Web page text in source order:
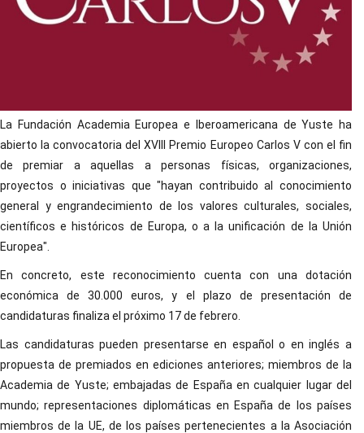
La Fundación Academia Europea e Iberoamericana de Yuste ha
abierto la convocatoria del XVIII Premio Europeo Carlos V con el fin
de premiar a aquellas a personas físicas, organizaciones,
proyectos o iniciativas que "hayan contribuido al conocimiento
general y engrandecimiento de los valores culturales, sociales,
científicos e históricos de Europa, o a la unificación de la Unión
Europea".
En concreto, este reconocimiento cuenta con una dotación
económica de 30.000 euros, y el plazo de presentación de
candidaturas finaliza el próximo 17 de febrero.
Las candidaturas pueden presentarse en español o en inglés a
propuesta de premiados en ediciones anteriores; miembros de la
Academia de Yuste; embajadas de España en cualquier lugar del
mundo; representaciones diplomáticas en España de los países
miembros de la UE, de los países pertenecientes a la Asociación